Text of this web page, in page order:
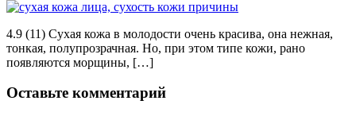
4.9 (11) Сухая кожа в молодости очень красива, она нежная,
тонкая, полупрозрачная. Но, при этом типе кожи, рано
появляются морщины, […]
Оставьте комментарий